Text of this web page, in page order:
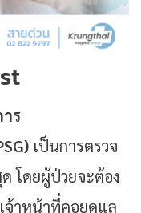
ร
เป็นการตรวจ
โดยผู้ป่วยจะต้อง
จ้าหน้าที่คอยดูแล